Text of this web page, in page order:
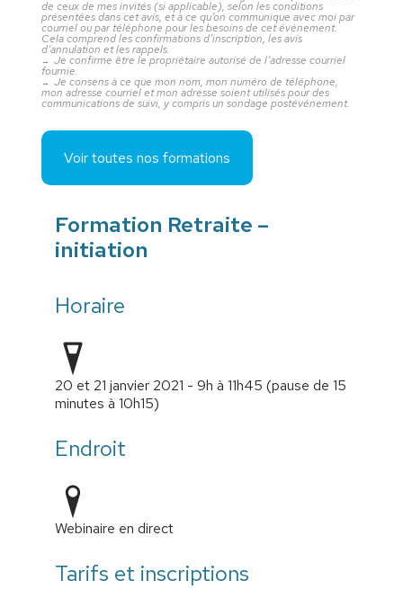
de ceux de mes invités (si applicable), selon les conditions
présentées dans cet avis, et à ce qu’on communique avec moi par
courriel ou par téléphone pour les besoins de cet événement.
Cela comprend les confirmations d’inscription, les avis
d’annulation et les rappels.
→ Je confirme être le propriétaire autorisé de l’adresse courriel
fournie.
→ Je consens à ce que mon nom, mon numéro de téléphone,
mon adresse courriel et mon adresse soient utilisés pour des
communications de suivi, y compris un sondage postévénement.
Voir toutes nos formations
Formation Retraite –
initiation
Horaire
20 et 21 janvier 2021 - 9h à 11h45 (pause de 15
minutes à 10h15)
Endroit
Webinaire en direct
Tarifs et inscriptions